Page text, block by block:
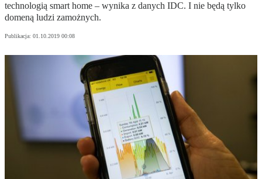
technologią smart home – wynika z danych IDC. I nie będą tylko
domeną ludzi zamożnych.
Publikacja: 01.10.2019 00:08